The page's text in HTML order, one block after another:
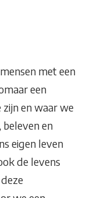
met een
een
en waar we
en
eigen leven
de levens